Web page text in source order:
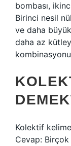
bombası,
Birinci nesil
ve daha
daha az
Kolektif
Cevap: